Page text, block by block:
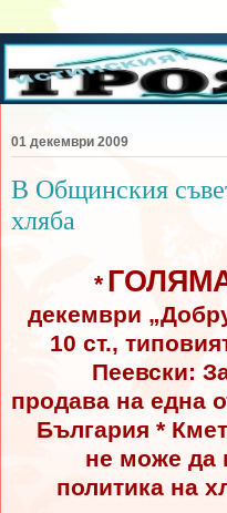
01 декември 2009
В Общинския
хляба
*
декември
10 ст.,
Пеевски:
продава на една
България *
не може да
политика на